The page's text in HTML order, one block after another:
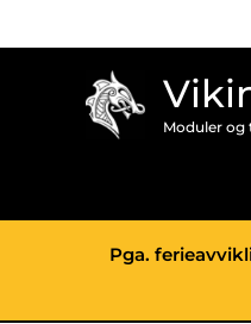
rett
Moduler og
Pga.